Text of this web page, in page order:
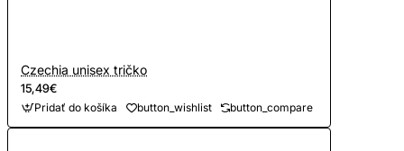
Czechia unisex tričko
15,49€
Pridať do košíka button_wishlist button_compare